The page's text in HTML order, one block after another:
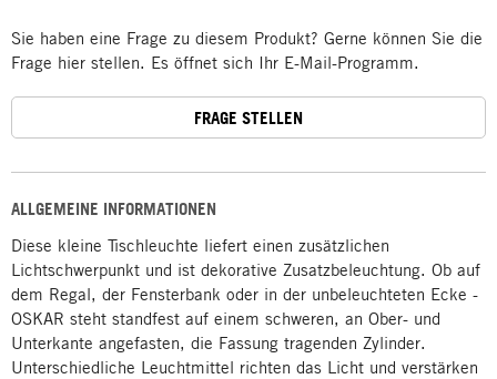
ALLGEMEINE INFORMATIONEN
Diese kleine Tischleuchte liefert einen zusätzlichen
Lichtschwerpunkt und ist dekorative Zusatzbeleuchtung. Ob auf
dem Regal, der Fensterbank oder in der unbeleuchteten Ecke -
OSKAR steht standfest auf einem schweren, an Ober- und
Unterkante angefasten, die Fassung tragenden Zylinder.
Unterschiedliche Leuchtmittel richten das Licht und verstärken
Sie haben eine Frage zu diesem Produkt? Gerne können Sie die
Frage hier stellen. Es öffnet sich Ihr E-Mail-Programm.
FRAGE STELLEN